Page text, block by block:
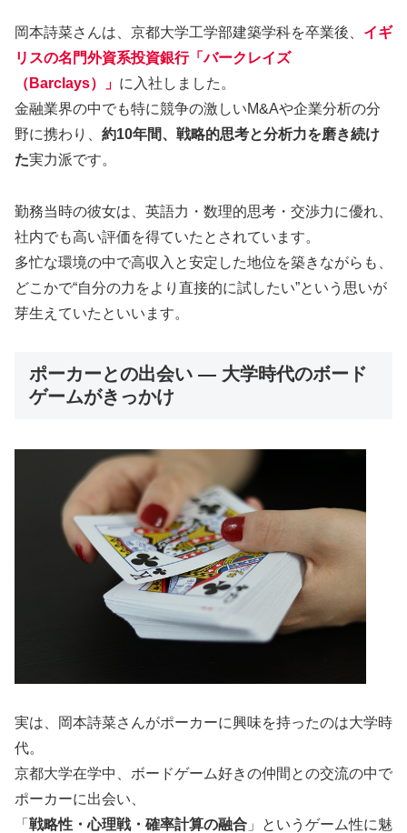
岡本詩菜さんは、京都大学工学部建築学科を卒業後、 イギ
リスの名門外資系投資銀行「バークレイズ
（Barclays）」 に入社しました。
金融業界の中でも特に競争の激しいM&Aや企業分析の分
野に携わり、 約10年間、戦略的思考と分析力を磨き続け
た実力派です。
勤務当時の彼女は、英語力・数理的思考・交渉力に優れ、
社内でも高い評価を得ていたとされています。
多忙な環境の中で高収入と安定した地位を築きながらも、
どこかで“自分の力をより直接的に試したい”という思いが
芽生えていたといいます。
ポーカーとの出会い ― 大学時代のボード
ゲームがきっかけ
実は、岡本詩菜さんがポーカーに興味を持ったのは大学時
代。
京都大学在学中、ボードゲーム好きの仲間との交流の中で
ポーカーに出会い、
「 戦略性・心理戦・確率計算の融合 」というゲーム性に魅